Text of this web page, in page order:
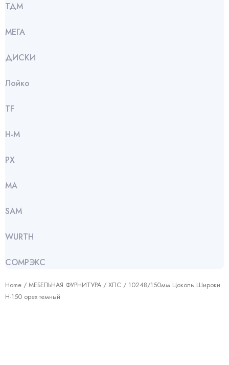
ТДМ
МЕГА
ДИСКИ
Лойко
TF
Н-М
РХ
МА
SАМ
WURTH
СОМРЭКС
Home / МЕБЕЛЬНАЯ ФУРНИТУРА / ХПС / 10248/150мм Цоколь Широки
Н-150 орех темный